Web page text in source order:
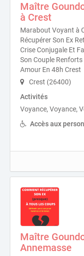
Maître
à Crest
Marabout Voyant à
Récupérer Son Ex
Crise Conjugale Et
Son Couple
Amour En 48h Crest
Crest (26400)
Activités
Voyance, Voyance,
Accès aux
Maître
Annemasse